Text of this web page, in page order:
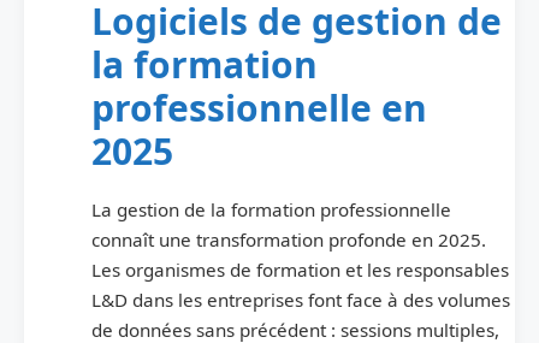
Logiciels de gestion de
la formation
professionnelle en
2025
La gestion de la formation professionnelle
connaît une transformation profonde en 2025.
Les organismes de formation et les responsables
L&D dans les entreprises font face à des volumes
de données sans précédent : sessions multiples,